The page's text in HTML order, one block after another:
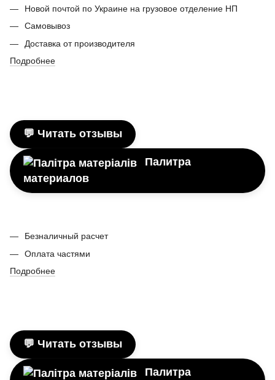
Новой почтой по Украине на грузовое отделение НП
Самовывоз
Доставка от производителя
Подробнее
💬 Читать отзывы
Палитра
материалов
Безналичный расчет
Оплата частями
Подробнее
💬 Читать отзывы
Палитра